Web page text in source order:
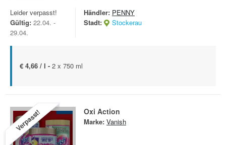
Leider verpasst!
Gültig: 22.04. -
29.04.
Händler: PENNY
Stadt:
Stockerau
€ 4,66 / l - 2 x 750 ml
Verpasst! Oxi Action
Marke: Vanish